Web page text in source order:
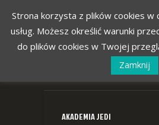
AKADEMIA JEDI
Strona korzysta z plików cookies w
usług. Możesz określić warunki
do plików cookies w Twojej
Zamknij